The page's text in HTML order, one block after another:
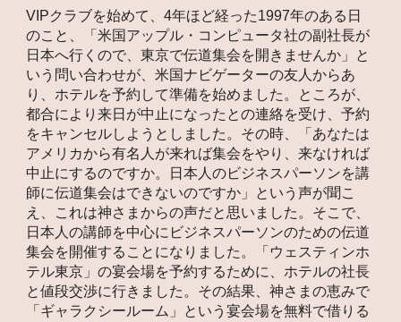
VIPクラブを始めて、4年ほど経った1997年のある日
のこと、「米国アップル・コンピュータ社の副社長が
日本へ行くので、東京で伝道集会を開きませんか」と
いう問い合わせが、米国ナビゲーターの友人からあ
り、ホテルを予約して準備を始めました。ところが、
都合により来日が中止になったとの連絡を受け、予約
をキャンセルしようとしました。その時、「あなたは
アメリカから有名人が来れば集会をやり、来なければ
中止にするのですか。日本人のビジネスパーソンを講
師に伝道集会はできないのですか」という声が聞こ
え、これは神さまからの声だと思いました。そこで、
日本人の講師を中心にビジネスパーソンのための伝道
集会を開催することになりました。「ウェスティンホ
テル東京」の宴会場を予約するために、ホテルの社長
と値段交渉に行きました。その結果、神さまの恵みで
「ギャラクシールーム」という宴会場を無料で借りる